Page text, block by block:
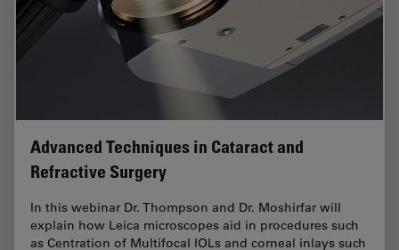
Advanced Techniques in Cataract and
Refractive Surgery
In this webinar Dr. Thompson and Dr. Moshirfar will
explain how Leica microscopes aid in procedures such
as Centration of Multifocal IOLs and corneal inlays such